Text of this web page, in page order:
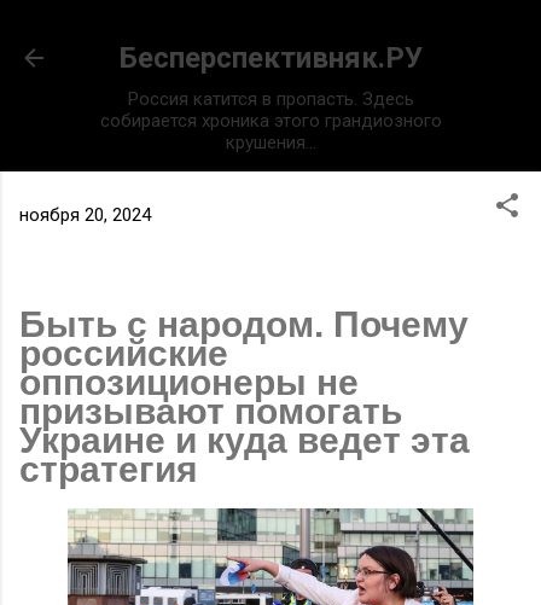
Бесперспективняк.РУ
Россия катится в пропасть. Здесь
собирается хроника этого грандиозного
крушения...
ноября 20, 2024
Быть с народом. Почему
российские
оппозиционеры не
призывают помогать
Украине и куда ведет эта
стратегия